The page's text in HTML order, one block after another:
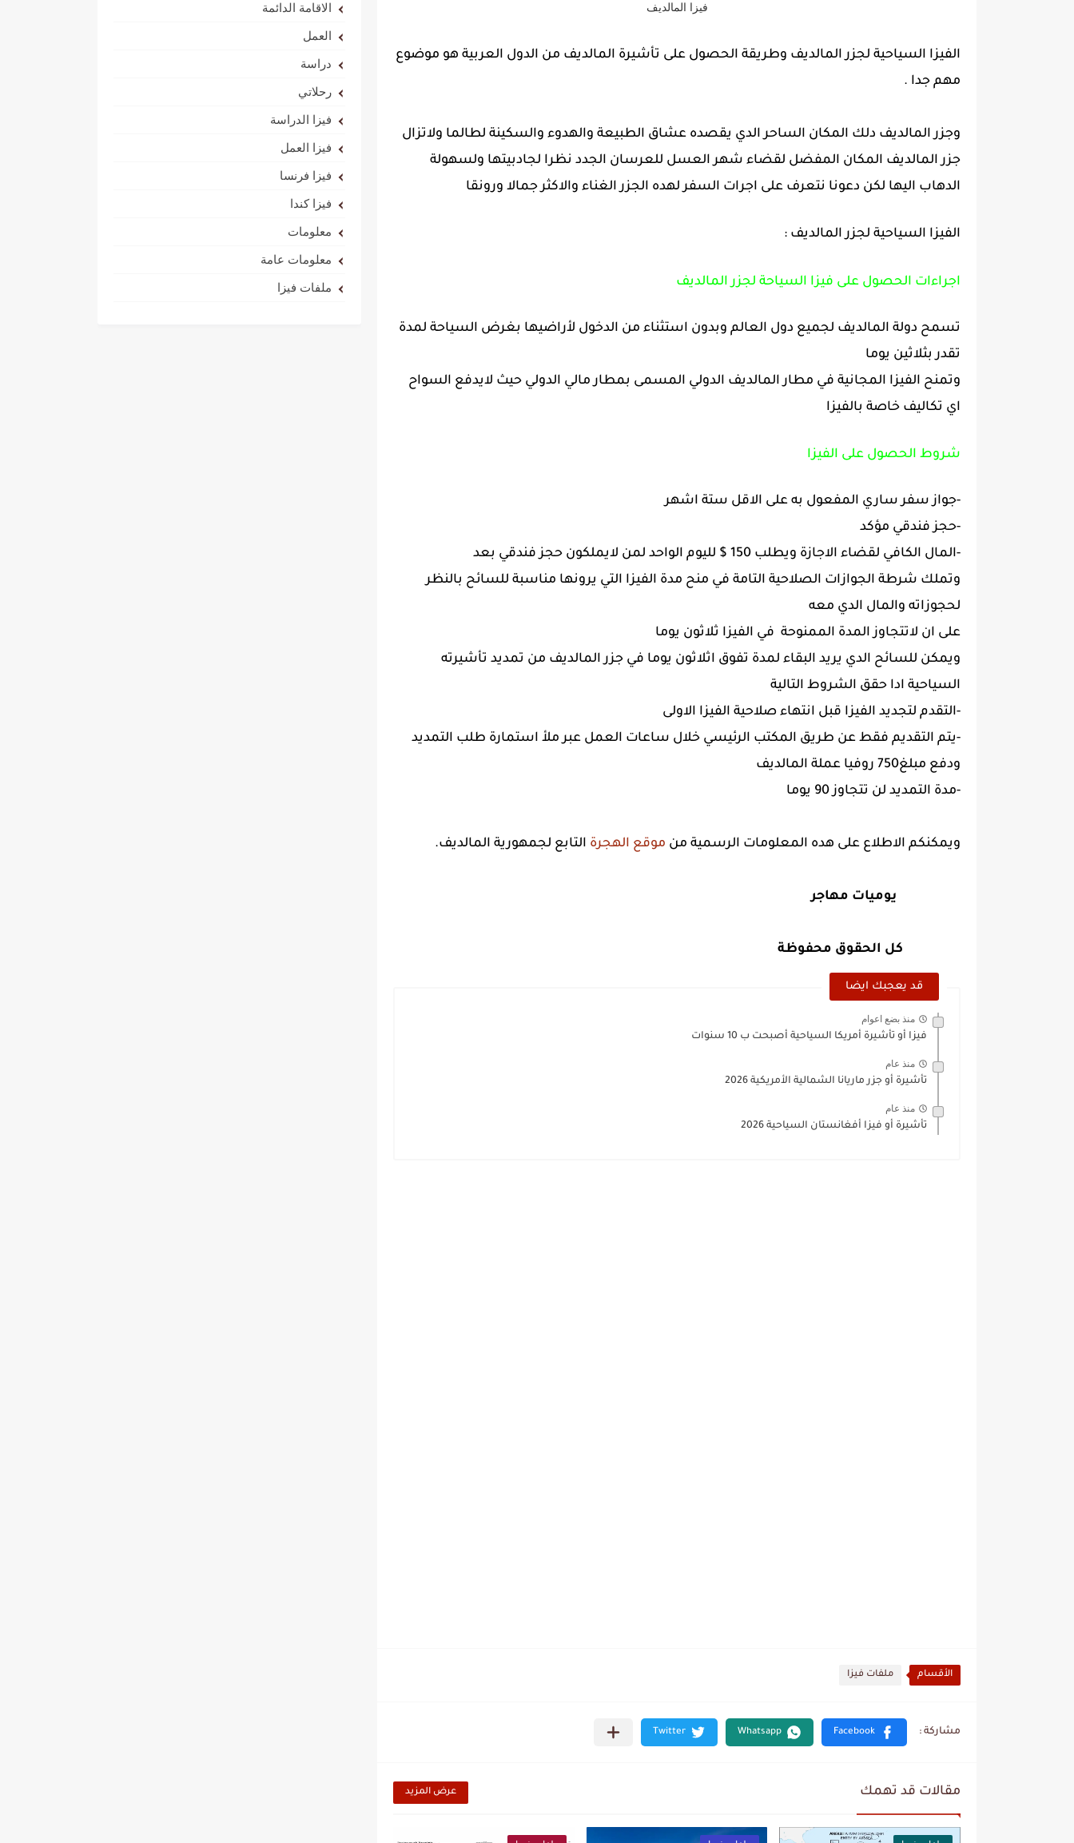
فيزا المالديف
الفيزا السياحية لجزر المالديف وطريقة الحصول على تأشيرة المالديف من الدول العربية هو موضوع
مهم جدا .
وجزر المالديف دلك المكان الساحر الدي يقصده عشاق الطبيعة والهدوء والسكينة لطالما ولاتزال
جزر المالديف المكان المفضل لقضاء شهر العسل للعرسان الجدد نظرا لجادبيتها ولسهولة
الدهاب اليها لكن دعونا نتعرف على اجرات السفر لهده الجزر الغناء والاكثر جمالا ورونقا
الفيزا السياحية لجزر المالديف :
اجراءات الحصول على فيزا السياحة لجزر المالديف
تسمح دولة المالديف لجميع دول العالم وبدون استثناء من الدخول لأراضيها بغرض السياحة لمدة
تقدر بثلاثين يوما
وتمنح الفيزا المجانية في مطار المالديف الدولي المسمى بمطار مالي الدولي حيث لايدفع السواح
اي تكاليف خاصة بالفيزا
شروط الحصول على الفيزا
-جواز سفر ساري المفعول به على الاقل ستة اشهر
-حجز فندقي مؤكد
-المال الكافي لقضاء الاجازة ويطلب 150 $ لليوم الواحد لمن لايملكون حجز فندقي بعد
وتملك شرطة الجوازات الصلاحية التامة في منح مدة الفيزا التي يرونها مناسبة للسائح بالنظر
لحجوزاته والمال الدي معه
على ان لاتتجاوز المدة الممنوحة في الفيزا ثلاثون يوما
ويمكن للسائح الدي يريد البقاء لمدة تفوق اثلاثون يوما في جزر المالديف من تمديد تأشيرته
السياحية ادا حقق الشروط التالية
-التقدم لتجديد الفيزا قبل انتهاء صلاحية الفيزا الاولى
-يتم التقديم فقط عن طريق المكتب الرئيسي خلال ساعات العمل عبر ملأ استمارة طلب التمديد
ودفع مبلغ750 روفيا عملة المالديف
-مدة التمديد لن تتجاوز 90 يوما
ويمكنكم الاطلاع على هده المعلومات الرسمية من موقع الهجرة التابع لجمهورية المالديف.
يوميات مهاجر
كل الحقوق محفوظة
قد يعجبك ايضا
منذ بضع اعوام
فيزا أو تأشيرة أمريكا السياحية أصبحت ب 10 سنوات
منذ عام
تأشيرة أو جزر ماريانا الشمالية الأمريكية 2026
منذ عام
تأشيرة أو فيزا أفغانستان السياحية 2026
الأقسام ملفات فيزا
مقالات قد تهمك عرض المزيد
الاقامة الدائمة
العمل
دراسة
رحلاتي
فيزا الدراسة
فيزا العمل
فيزا فرنسا
فيزا كندا
معلومات
معلومات عامة
ملفات فيزا